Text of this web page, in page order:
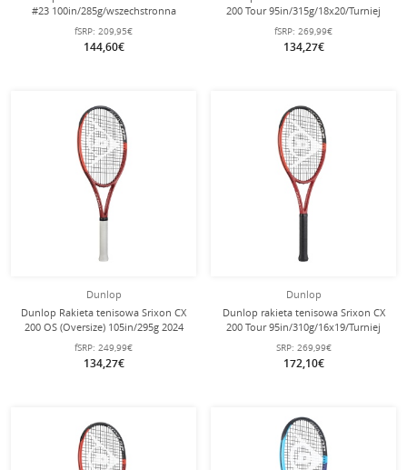
#23 100in/285g/wszechstronna
nieoprawiona -
fSRP: 209,95€
144,60€
200 Tour 95in/315g/18x20/Turniej
2024 czerwony - nie naciągnięta -
fSRP: 269,99€
134,27€
Dunlop
Dunlop Rakieta tenisowa Srixon CX
200 OS (Oversize) 105in/295g 2024
czerwony - nie naciągnięta -
fSRP: 249,99€
134,27€
Dunlop
Dunlop rakieta tenisowa Srixon CX
200 Tour 95in/310g/16x19/Turniej
2024 czerwony - nie naciągnięta -
SRP: 269,99€
172,10€